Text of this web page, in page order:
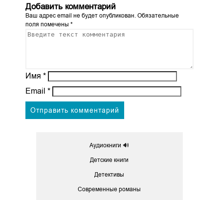
Добавить комментарий
Ваш адрес email не будет опубликован.Обязательные
поля помечены *
Имя *
Email *
Аудиокниги 🔊
Детские книги
Детективы
Современные романы